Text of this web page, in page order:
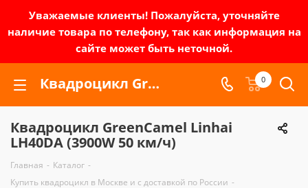
Уважаемые клиенты! Пожалуйста, уточняйте
наличие товара по телефону, так как информация на
сайте может быть неточной.
Квадроцикл GreenCamel Linhai LH40DA (3900W 50 км/ч) | Зел-мото 0
Квадроцикл GreenCamel Linhai
LH40DA (3900W 50 км/ч)
Главная - Каталог -
Купить квадроцикл в Москве и с доставкой по России -